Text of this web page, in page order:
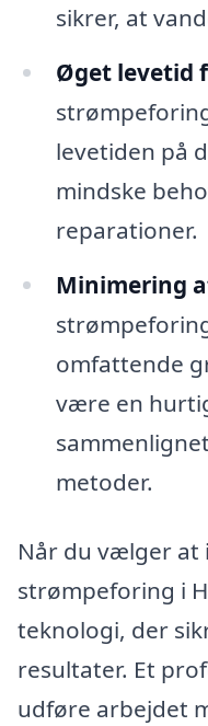
sikrer, at
Øget levetid
levetiden på
mindske
reparationer.
Minimering
omfattende
være en
metoder.
Når du vælger at
strømpeforing i
teknologi, der
resultater. Et
udføre arbejdet